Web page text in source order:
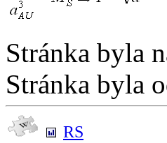
Stránka byla
Stránka byla
RS